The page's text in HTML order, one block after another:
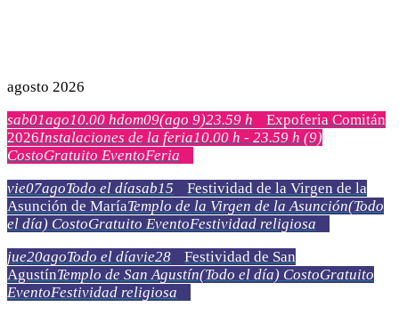
agosto 2026
sab01ago10.00 hdom09(ago 9)23.59 h
Expoferia Comitán
2026Instalaciones de la feria10.00 h - 23.59 h (9)
CostoGratuito EventoFeria
vie07agoTodo el díasab15
Festividad de la Virgen de la
Asunción de MaríaTemplo de la Virgen de la Asunción(Todo
el día) CostoGratuito EventoFestividad religiosa
jue20agoTodo el díavie28
Festividad de San
AgustínTemplo de San Agustín(Todo el día) CostoGratuito
EventoFestividad religiosa